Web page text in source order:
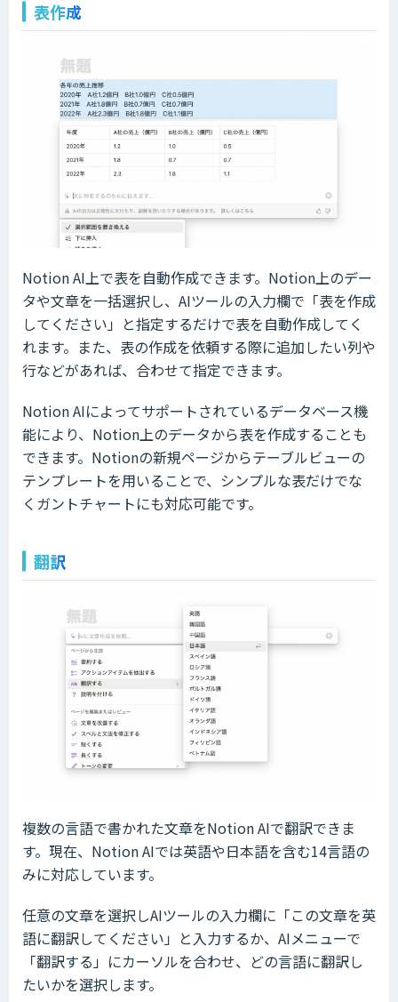
表作成
Notion AI上で表を自動作成できます。Notion上のデー
タや文章を一括選択し、AIツールの入力欄で「表を作成
してください」と指定するだけで表を自動作成してく
れます。また、表の作成を依頼する際に追加したい列や
行などがあれば、合わせて指定できます。
Notion AIによってサポートされているデータベース機
能により、Notion上のデータから表を作成することも
できます。Notionの新規ページからテーブルビューの
テンプレートを用いることで、シンプルな表だけでな
くガントチャートにも対応可能です。
翻訳
複数の言語で書かれた文章をNotion AIで翻訳できま
す。現在、Notion AIでは英語や日本語を含む14言語の
みに対応しています。
任意の文章を選択しAIツールの入力欄に「この文章を英
語に翻訳してください」と入力するか、AIメニューで
「翻訳する」にカーソルを合わせ、どの言語に翻訳し
たいかを選択します。